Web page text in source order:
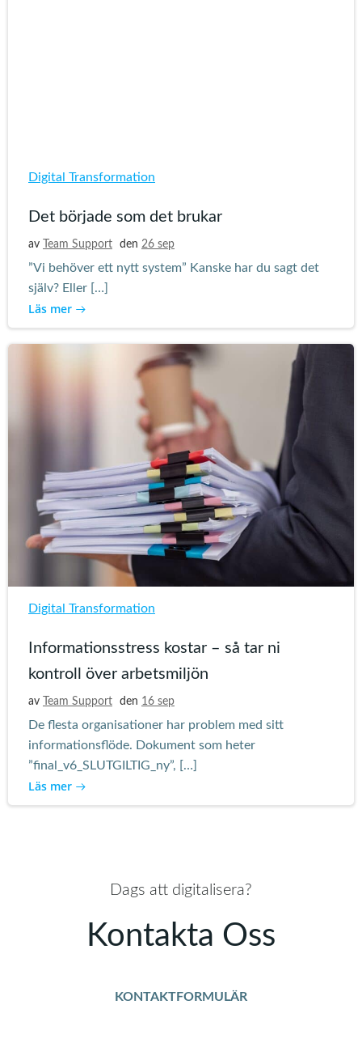
Digital Transformation
Det började som det brukar
av Team Support den 26 sep
”Vi behöver ett nytt system” Kanske har du sagt det
själv? Eller […]
Läs mer
Digital Transformation
Informationsstress kostar – så tar ni
kontroll över arbetsmiljön
av Team Support den 16 sep
De flesta organisationer har problem med sitt
informationsflöde. Dokument som heter
”final_v6_SLUTGILTIG_ny”, […]
Läs mer
Dags att digitalisera?
Kontakta Oss
KONTAKTFORMULÄR